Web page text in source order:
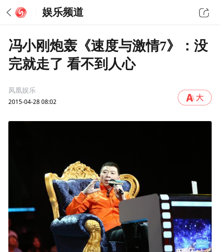
娱乐频道
冯小刚炮轰《速度与激情7》：没
完就走了 看不到人心
凤凰娱乐
2015-04-28 08:02